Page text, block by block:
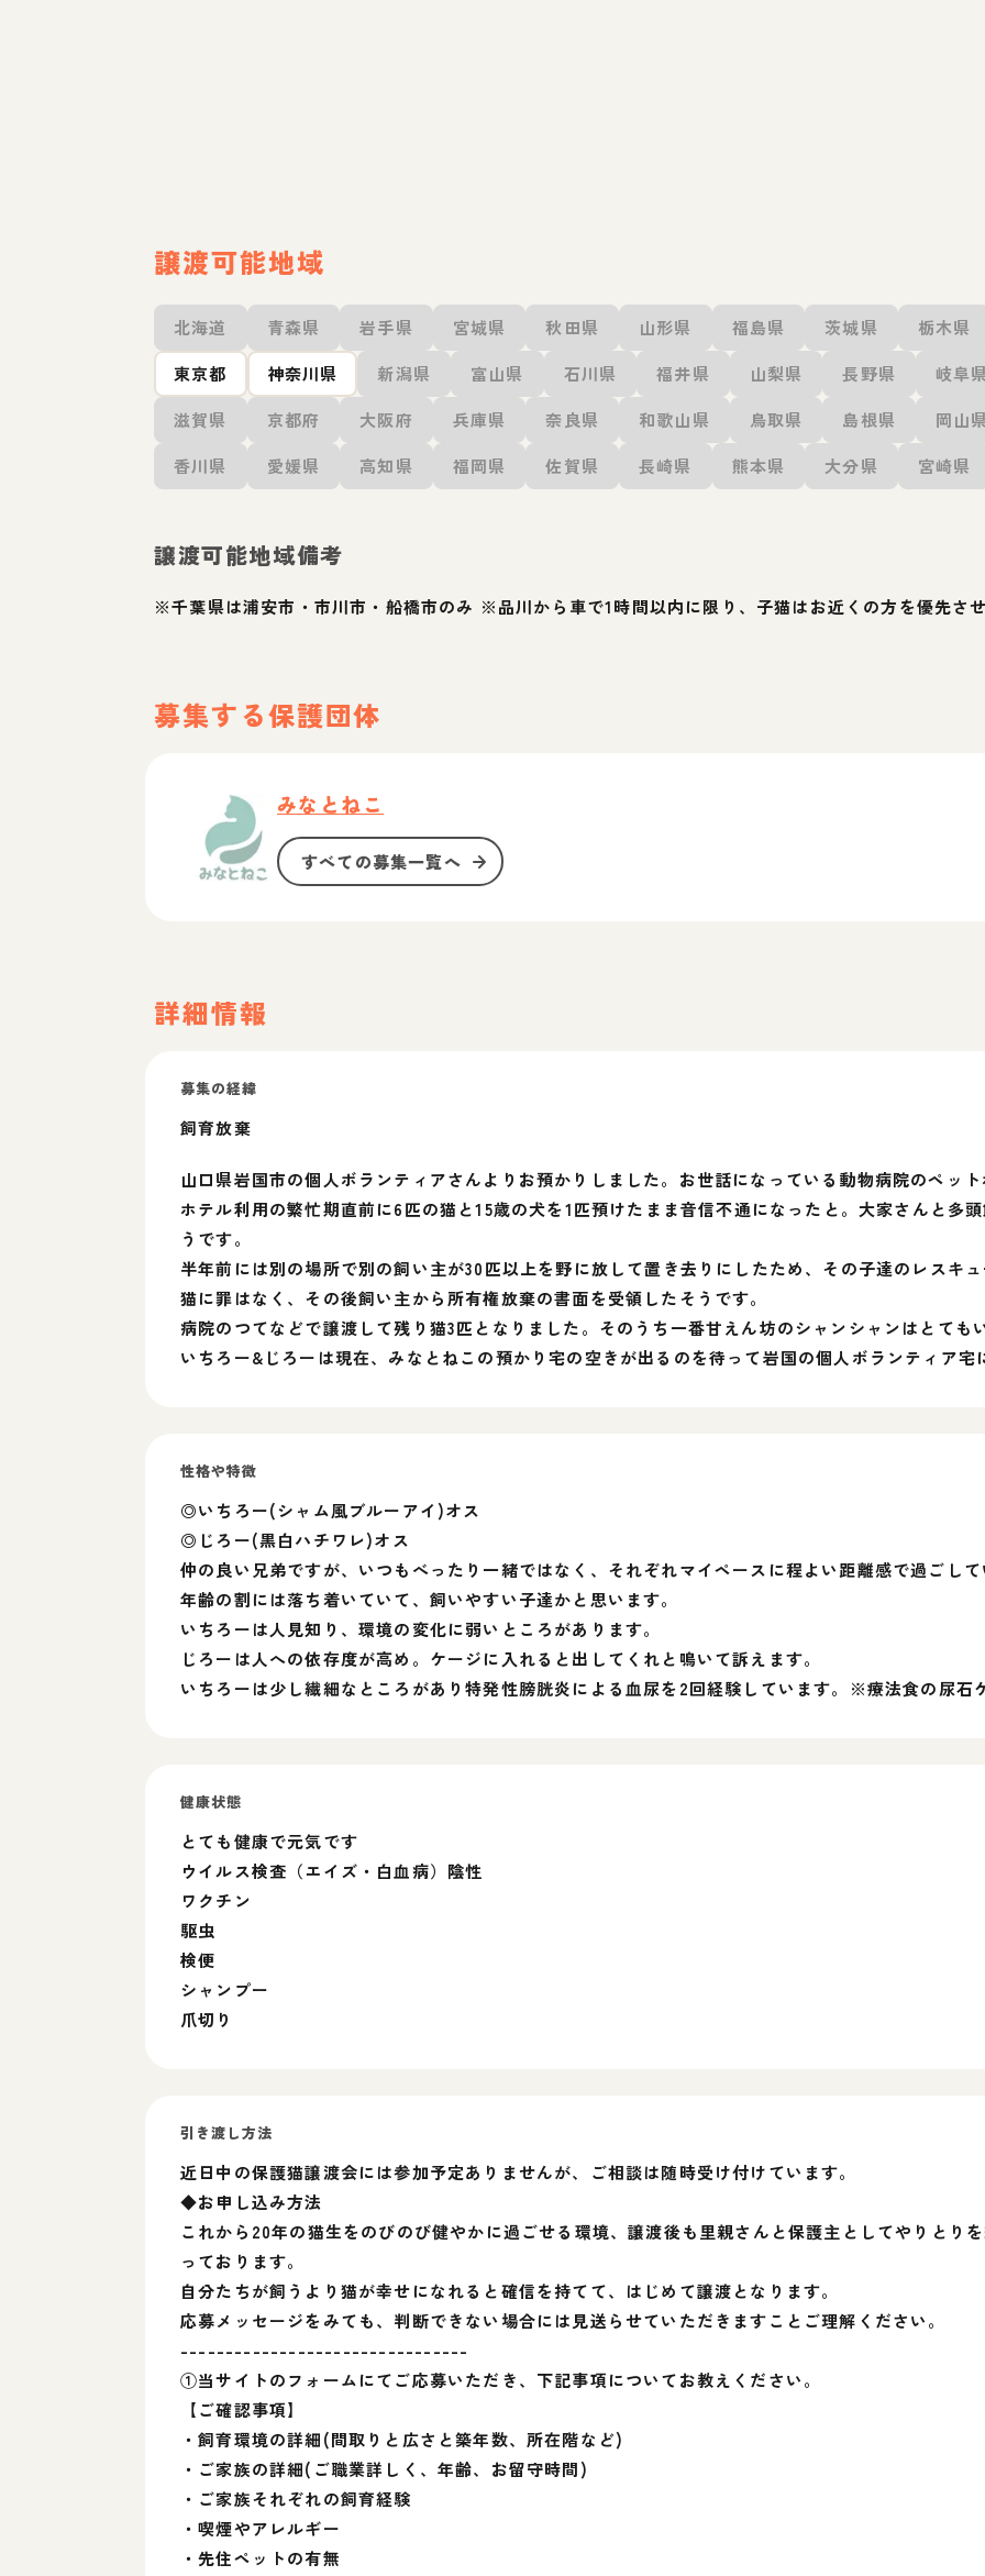
譲渡可能地域
北海道 青森県 岩手県 宮城県 秋田県 山形県 福島県 茨城県 栃木県
東京都
神奈川県 新潟県 富山県 石川県 福井県 山梨県 長野県 岐阜県
滋賀県
京都府 大阪府 兵庫県 奈良県 和歌山県 鳥取県 島根県 岡山県
香川県
愛媛県 高知県 福岡県 佐賀県 長崎県 熊本県 大分県 宮崎県
譲渡可能地域備考
※千葉県は浦安市・市川市・船橋市のみ ※品川から車で1時間以内に限り、子猫はお近くの方を優先さ
募集する保護団体
みなとねこ
すべての募集一覧へ
詳細情報
募集の経緯
飼育放棄
山口県岩国市の個人ボランティアさんよりお預かりしました。お世話になっている動物病院のペッ
ホテル利用の繁忙期直前に6匹の猫と15歳の犬を1匹預けたまま音信不通になったと。大家さんと多
うです。
半年前には別の場所で別の飼い主が30匹以上を野に放して置き去りにしたため、その子達のレスキ
猫に罪はなく、その後飼い主から所有権放棄の書面を受領したそうです。
病院のつてなどで譲渡して残り猫3匹となりました。そのうち一番甘えん坊のシャンシャンはとても
いちろー&じろーは現在、みなとねこの預かり宅の空きが出るのを待って岩国の個人ボランティア宅
性格や特徴
◎いちろー(シャム風ブルーアイ)オス
◎じろー(黒白ハチワレ)オス
仲の良い兄弟ですが、いつもべったり一緒ではなく、それぞれマイペースに程よい距離感で過ごして
年齢の割には落ち着いていて、飼いやすい子達かと思います。
いちろーは人見知り、環境の変化に弱いところがあります。
じろーは人への依存度が高め。ケージに入れると出してくれと鳴いて訴えます。
いちろーは少し繊細なところがあり特発性膀胱炎による血尿を2回経験しています。※療法食の尿石
健康状態
とても健康で元気です
ウイルス検査（エイズ・白血病）陰性
ワクチン
駆虫
検便
シャンプー
爪切り
引き渡し方法
近日中の保護猫譲渡会には参加予定ありませんが、ご相談は随時受け付けています。
◆お申し込み方法
これから20年の猫生をのびのび健やかに過ごせる環境、譲渡後も里親さんと保護主としてやりとり
っております。
自分たちが飼うより猫が幸せになれると確信を持てて、はじめて譲渡となります。
応募メッセージをみても、判断できない場合には見送らせていただきますことご理解ください。
--------------------------------
①当サイトのフォームにてご応募いただき、下記事項についてお教えください。
【ご確認事項】
・飼育環境の詳細(間取りと広さと築年数、所在階など)
・ご家族の詳細(ご職業詳しく、年齢、お留守時間)
・ご家族それぞれの飼育経験
・喫煙やアレルギー
・先住ペットの有無